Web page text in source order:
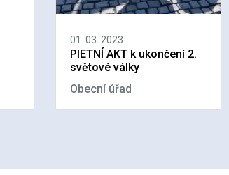
01. 03. 2023
PIETNÍ AKT k ukončení 2.
světové války
Obecní úřad